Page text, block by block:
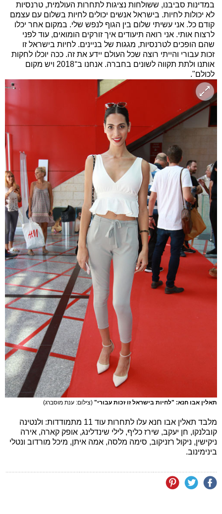
במדינות סביבנו, ששולחות נציגות לתחרות העולמית, טרנסיות
לא יכולות לחיות. בישראל אנשים יכולים לחיות בשלום עם עצמם
קודם כל. אני עשיתי שלום בין הגוף לנפש שלי. במקום אחר יכלו
לרצוח אותי. אני רואה תיעודים איך זורקים הומואים, עוד לפני
שהם הופכים לטרנסיות, מגגות של בניינים. לחיות בישראל זו
זכות עבורי והייתי רוצה שכל העולם יידע את זה. ככה יוכלו לחקות
אותנו ולתת תקווה לשונים בחברה. אנחנו ב־2018 ויש מקום
לכולם".
תאלין אבו חנא: "לחיות בישראל זו זכות עבורי" (צילום: ענת מוסברג)
מלבד תאלין אבו חנא עלו לתחרות עוד 11 מתמודדות: ולנטינה
קובלנקו, חן יעקב, שירז כליף, לילי שינדלינג, אופק קארה, אירה
ניקישין, ניקול רזניקוב, סימה מלסה, אמה איתן, מיכל מורדוב ונטלי
בינימינוב.